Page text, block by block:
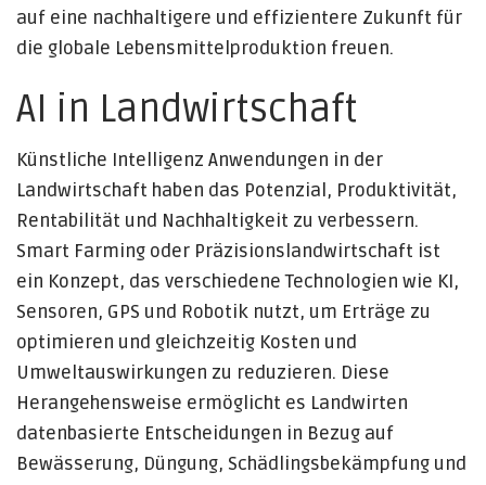
auf eine nachhaltigere und effizientere Zukunft für
die globale Lebensmittelproduktion freuen.
AI in Landwirtschaft
Künstliche Intelligenz Anwendungen in der
Landwirtschaft haben das Potenzial, Produktivität,
Rentabilität und Nachhaltigkeit zu verbessern.
Smart Farming oder Präzisionslandwirtschaft ist
ein Konzept, das verschiedene Technologien wie KI,
Sensoren, GPS und Robotik nutzt, um Erträge zu
optimieren und gleichzeitig Kosten und
Umweltauswirkungen zu reduzieren. Diese
Herangehensweise ermöglicht es Landwirten
datenbasierte Entscheidungen in Bezug auf
Bewässerung, Düngung, Schädlingsbekämpfung und